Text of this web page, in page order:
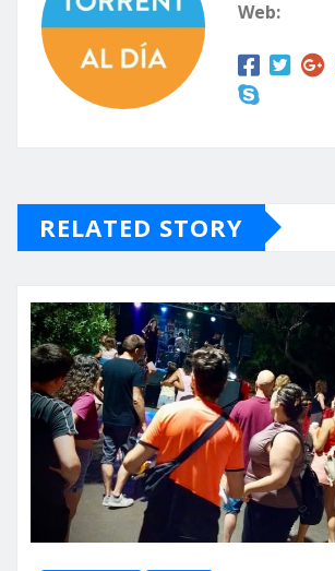
Web:
RELATED STORY